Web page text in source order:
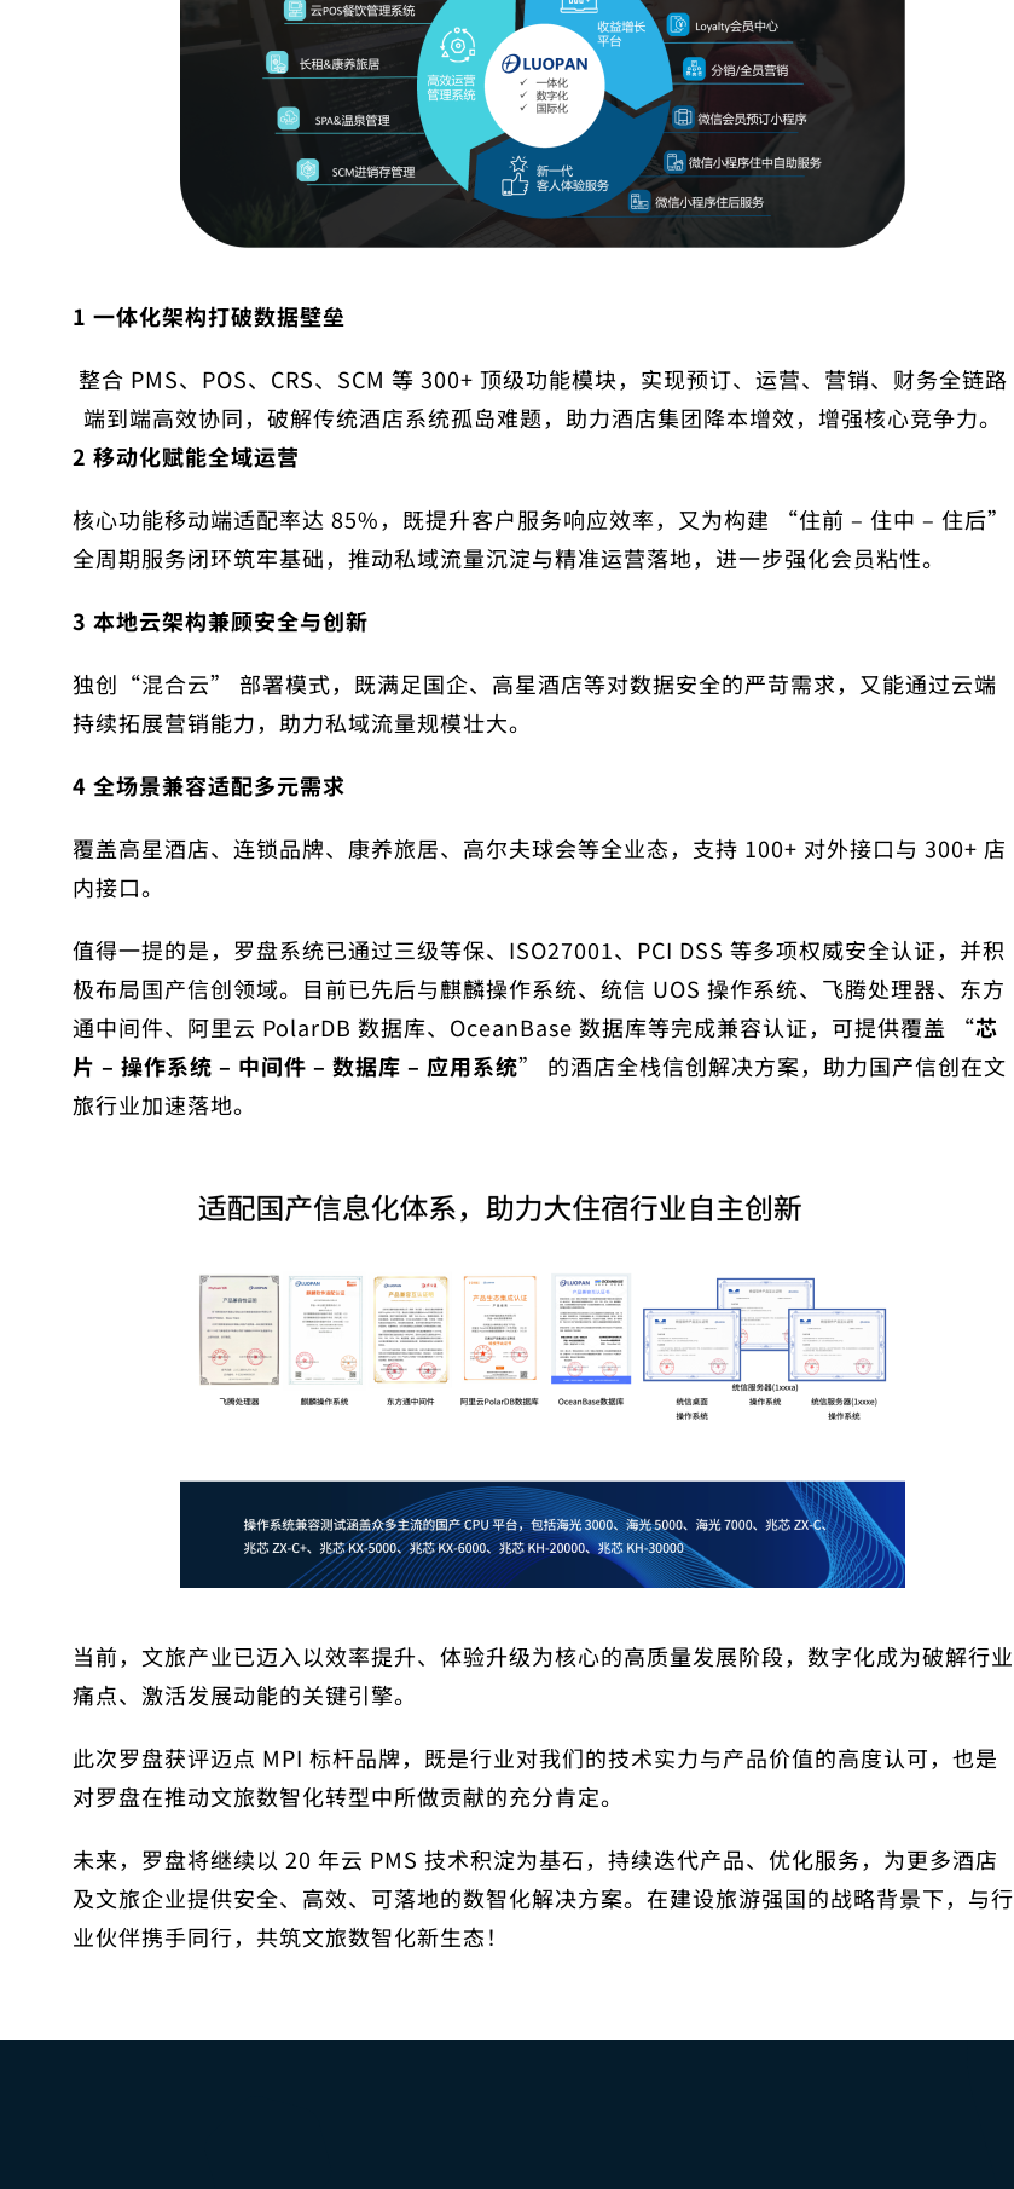
1 一体化架构打破数据壁垒
整合 PMS、POS、CRS、SCM 等 300+ 顶级功能模块，实现预订、运营、营销、财务全链路
端到端高效协同，破解传统酒店系统孤岛难题，助力酒店集团降本增效，增强核心竞争力。
2 移动化赋能全域运营
核心功能移动端适配率达 85%，既提升客户服务响应效率，又为构建 “住前 – 住中 – 住后”
全周期服务闭环筑牢基础，推动私域流量沉淀与精准运营落地，进一步强化会员粘性。
3 本地云架构兼顾安全与创新
独创“混合云” 部署模式，既满足国企、高星酒店等对数据安全的严苛需求，又能通过云端
持续拓展营销能力，助力私域流量规模壮大。
4 全场景兼容适配多元需求
覆盖高星酒店、连锁品牌、康养旅居、高尔夫球会等全业态，支持 100+ 对外接口与 300+ 店
内接口。
值得一提的是，罗盘系统已通过三级等保、ISO27001、PCI DSS 等多项权威安全认证，并积
极布局国产信创领域。目前已先后与麒麟操作系统、统信 UOS 操作系统、飞腾处理器、东方
通中间件、阿里云 PolarDB 数据库、OceanBase 数据库等完成兼容认证，可提供覆盖 “芯
片 – 操作系统 – 中间件 – 数据库 – 应用系统” 的酒店全栈信创解决方案，助力国产信创在文
旅行业加速落地。
当前，文旅产业已迈入以效率提升、体验升级为核心的高质量发展阶段，数字化成为破解行业
痛点、激活发展动能的关键引擎。
此次罗盘获评迈点 MPI 标杆品牌，既是行业对我们的技术实力与产品价值的高度认可，也是
对罗盘在推动文旅数智化转型中所做贡献的充分肯定。
未来，罗盘将继续以 20 年云 PMS 技术积淀为基石，持续迭代产品、优化服务，为更多酒店
及文旅企业提供安全、高效、可落地的数智化解决方案。在建设旅游强国的战略背景下，与行
业伙伴携手同行，共筑文旅数智化新生态！